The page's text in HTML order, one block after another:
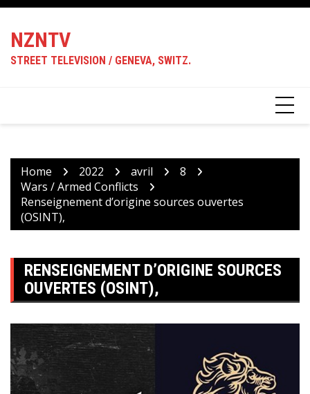
Skip
content
NZNTV
STREET TELEVISION / GENEVA, SWITZ.
Home 2022 avril
8
Wars / Armed Conflicts
Renseignement d’origine sources ouvertes
(OSINT),
RENSEIGNEMENT D’ORIGINE SOURCES
OUVERTES (OSINT),